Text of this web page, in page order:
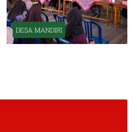
DESA MANDIRI